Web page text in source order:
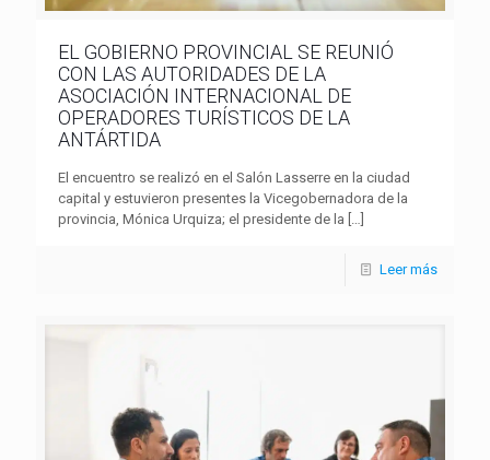
EL GOBIERNO PROVINCIAL SE REUNIÓ
CON LAS AUTORIDADES DE LA
ASOCIACIÓN INTERNACIONAL DE
OPERADORES TURÍSTICOS DE LA
ANTÁRTIDA
El encuentro se realizó en el Salón Lasserre en la ciudad
capital y estuvieron presentes la Vicegobernadora de la
provincia, Mónica Urquiza; el presidente de la […]
Leer más